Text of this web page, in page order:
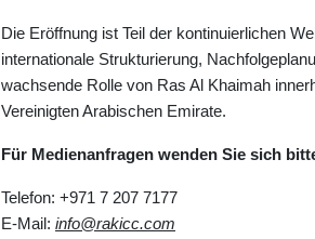
Die Eröffnung ist Teil der kontinuierlichen
internationale Strukturierung,
wachsende Rolle von Ras Al Khaimah
Vereinigten Arabischen Emirate.
Für Medienanfragen wenden Sie sich
Telefon: +971 7 207 7177
E-Mail: info@rakicc.com